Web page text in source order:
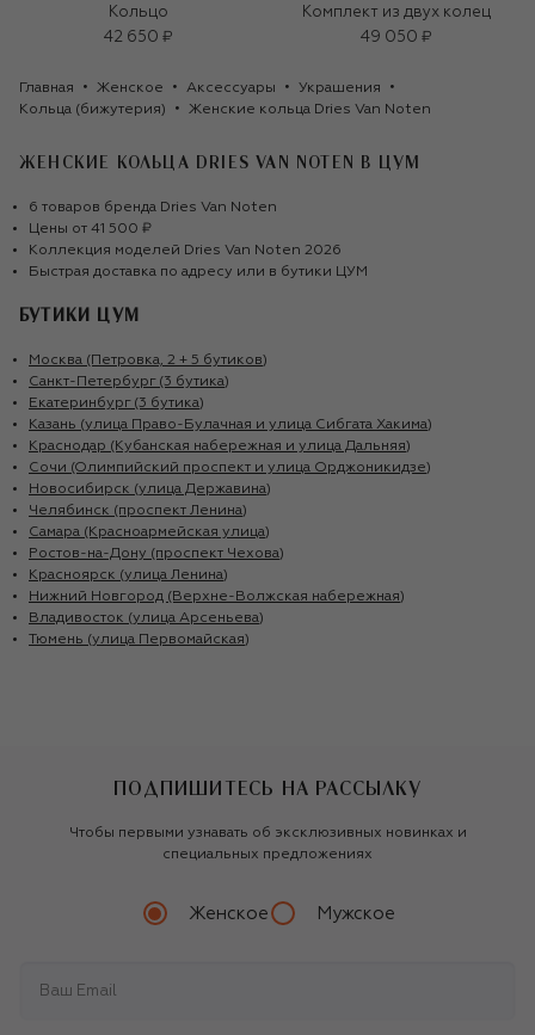
Кольцо
42 650 ₽
Комплект из двух колец
49 050 ₽
Главная Женское Аксессуары
Украшения
Кольца (бижутерия)
Женские кольца Dries Van Noten
ЖЕНСКИЕ КОЛЬЦА DRIES VAN NOTEN В ЦУМ
6 товаров бренда Dries Van Noten
Цены от 41 500 ₽
Коллекция моделей Dries Van Noten 2026
Быстрая доставка по адресу или в бутики ЦУМ
БУТИКИ ЦУМ
Москва (Петровка, 2 + 5 бутиков)
Санкт-Петербург (3 бутика)
Екатеринбург (3 бутика)
Казань (улица Право-Булачная и улица Сибгата Хакима)
Краснодар (Кубанская набережная и улица Дальняя)
Сочи (Олимпийский проспект и улица Орджоникидзе)
Новосибирск (улица Державина)
Челябинск (проспект Ленина)
Самара (Красноармейская улица)
Ростов-на-Дону (проспект Чехова)
Красноярск (улица Ленина)
Нижний Новгород (Верхне-Волжская набережная)
Владивосток (улица Арсеньева)
Тюмень (улица Первомайская)
ПОДПИШИТЕСЬ НА РАССЫЛКУ
Чтобы первыми узнавать об эксклюзивных новинках и
специальных предложениях
Женское Мужское